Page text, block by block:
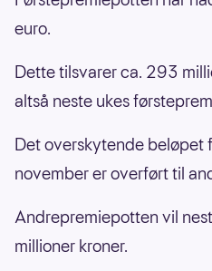
euro.
Dette tilsvarer ca. 293
altså neste ukes
Det overskytende beløpet
november er overført til
Andrepremiepotten vil
millioner kroner.